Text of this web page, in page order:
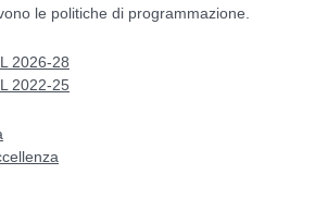
le politiche di programmazione.
2026-28
2022-25